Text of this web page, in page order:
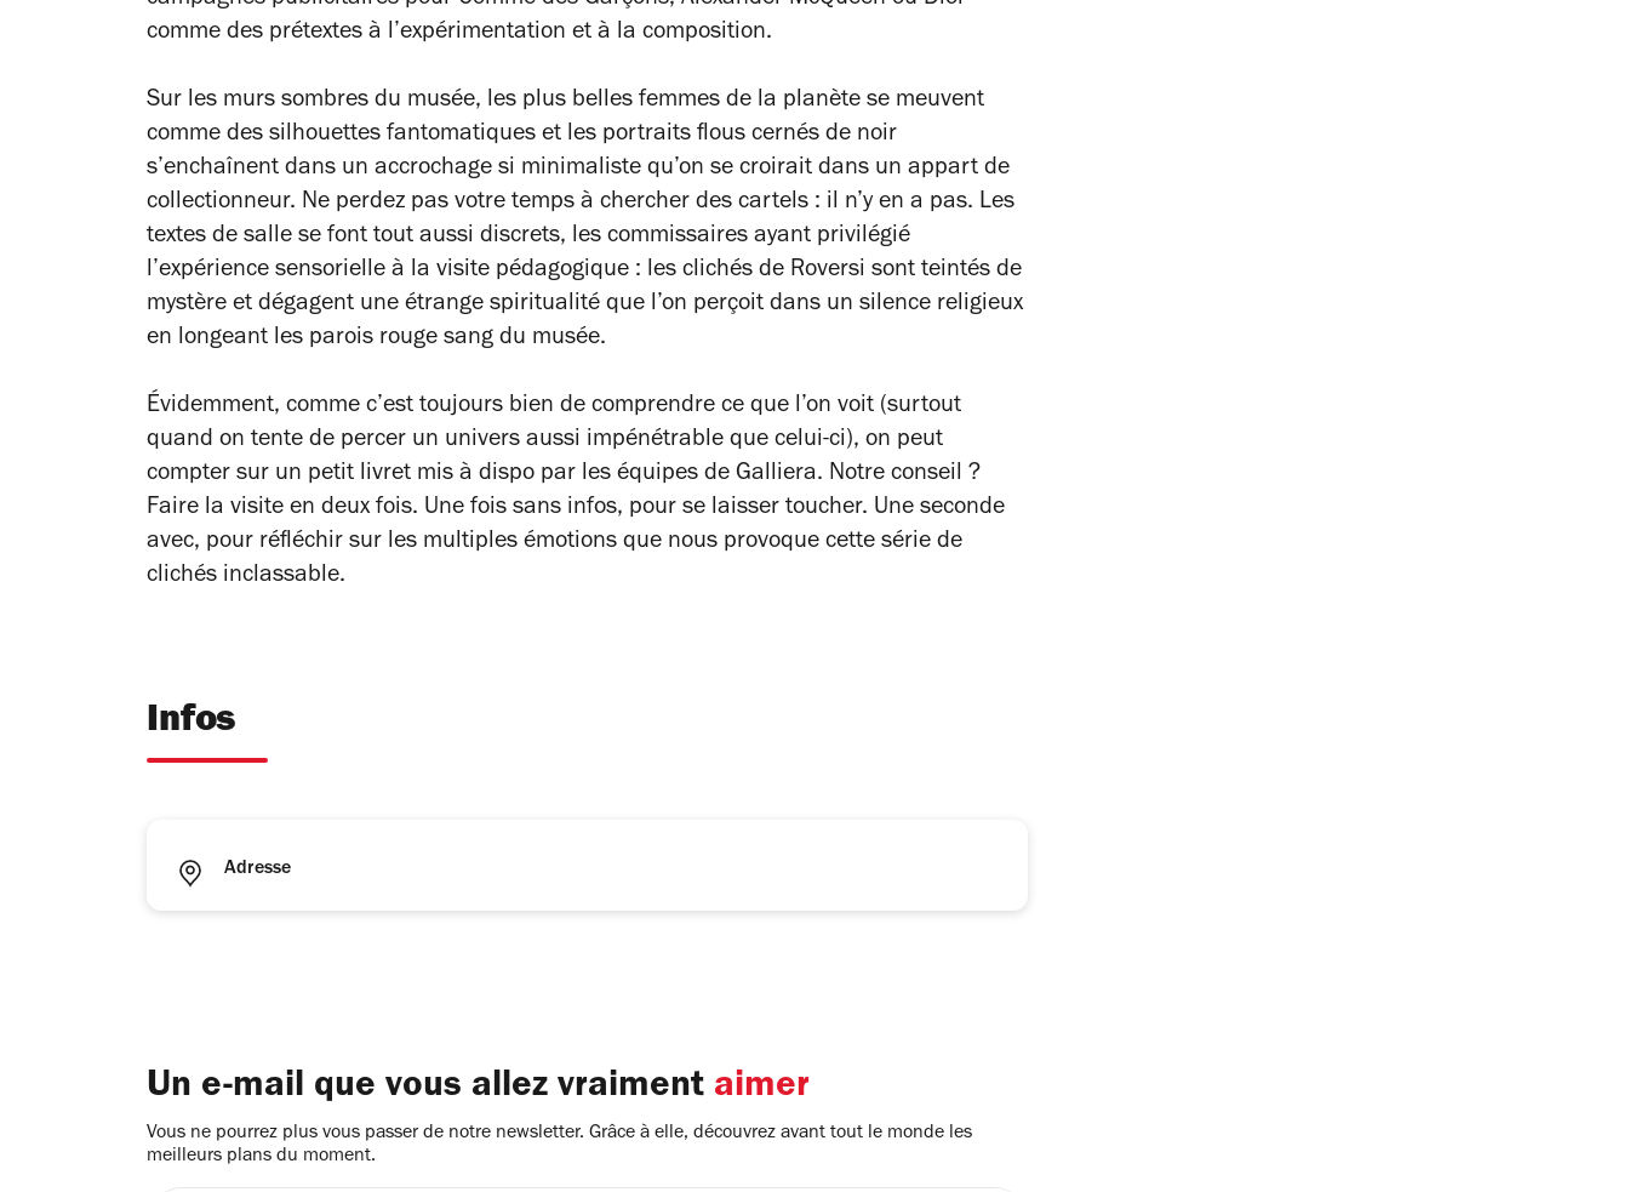
comme des prétextes à l’expérimentation et à la composition.
Sur les murs sombres du musée, les plus belles femmes de la planète se meuvent
comme des silhouettes fantomatiques et les portraits flous cernés de noir
s’enchaînent dans un accrochage si minimaliste qu’on se croirait dans un appart de
collectionneur. Ne perdez pas votre temps à chercher des cartels : il n’y en a pas. Les
textes de salle se font tout aussi discrets, les commissaires ayant privilégié
l’expérience sensorielle à la visite pédagogique : les clichés de Roversi sont teintés de
mystère et dégagent une étrange spiritualité que l’on perçoit dans un silence religieux
en longeant les parois rouge sang du musée.
Évidemment, comme c’est toujours bien de comprendre ce que l’on voit (surtout
quand on tente de percer un univers aussi impénétrable que celui-ci), on peut
compter sur un petit livret mis à dispo par les équipes de Galliera. Notre conseil ?
Faire la visite en deux fois. Une fois sans infos, pour se laisser toucher. Une seconde
avec, pour réfléchir sur les multiples émotions que nous provoque cette série de
clichés inclassable.
Infos
Adresse
Un e-mail que vous allez vraiment aimer
Vous ne pourrez plus vous passer de notre newsletter. Grâce à elle, découvrez avant tout le monde les
meilleurs plans du moment.